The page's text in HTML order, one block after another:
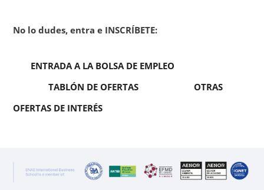
No lo dudes, entra e INSCRÍBETE:
ENTRADA A LA BOLSA DE EMPLEO
TABLÓN DE OFERTAS
OTRAS
OFERTAS DE INTERÉS